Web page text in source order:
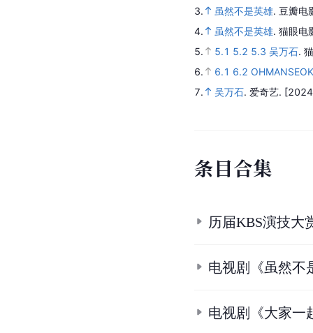
3. 虽然不是英雄. 豆瓣电
4.
虽然不是英雄. 猫眼电
5.
5.1 5.2 5.3 吴万石.
6.
6.1 6.2
7.
吴万石. 爱奇艺.
条目合集
历届KBS演技大
电视剧《虽然不
电视剧《大家一